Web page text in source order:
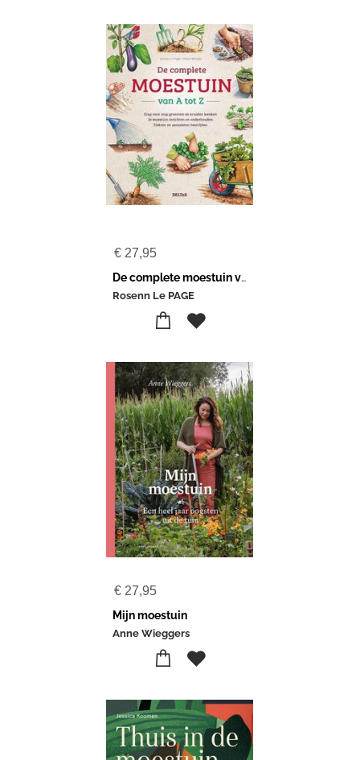
€ 27,95
De complete moestuin van A tot Z
Rosenn Le PAGE
€ 27,95
Mijn moestuin
Anne Wieggers